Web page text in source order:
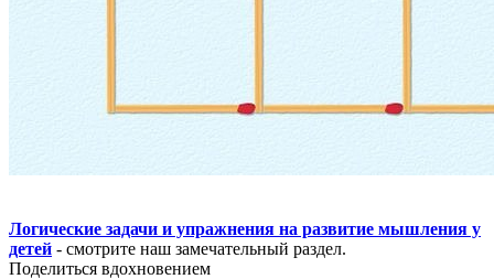
Логические задачи и упражнения на развитие мышления у
детей - смотрите наш замечательный раздел.
Поделиться вдохновением